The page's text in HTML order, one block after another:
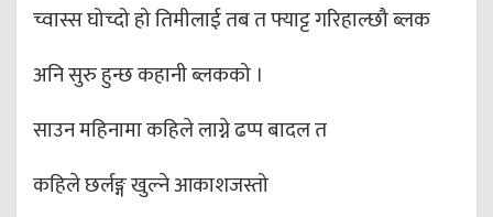
च्वास्स घोच्दो हो तिमीलाई तब त फ्याट्ट गरिहाल्छौ ब्लक
अनि सुरु हुन्छ कहानी ब्लकको ।
साउन महिनामा कहिले लाग्ने ढप्प बादल त
कहिले छर्लङ्ग खुल्ने आकाशजस्तो